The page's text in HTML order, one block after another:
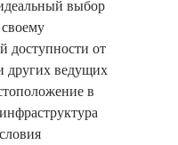
выбор
своему
доступности от
других ведущих
в